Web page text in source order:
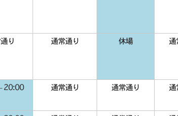
り 通常通り 休場 通
20:00 通常通り 通常通り 通